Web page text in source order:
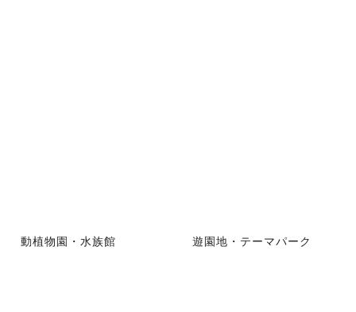
動植物園・水族館 遊園地・テーマパーク